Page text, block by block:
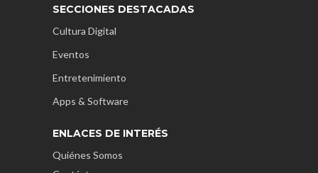
SECCIONES DESTACADAS
Cultura Digital
Eventos
Entretenimiento
Apps & Software
ENLACES DE INTERÉS
Quiénes Somos